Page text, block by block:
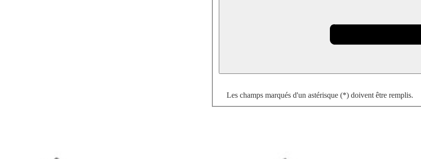
Les champs marqués d'un astérisque (*) doivent être remplis.